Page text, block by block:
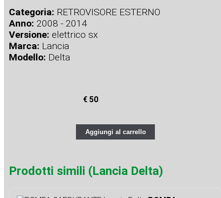
Categoria: RETROVISORE ESTERNO
Anno: 2008 - 2014
Versione: elettrico sx
Marca: Lancia
Modello: Delta
€ 50
Aggiungi al carrello
Prodotti simili (Lancia Delta)